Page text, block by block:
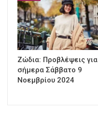
Ζώδια: Προβλέψεις για
σήμερα Σάββατο 9
Νοεμβρίου 2024